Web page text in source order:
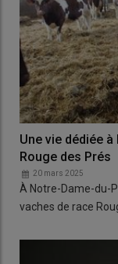
Une vie dédiée à
Rouge des Prés
20 mars 2025
À Notre-Dame-du-
vaches de race